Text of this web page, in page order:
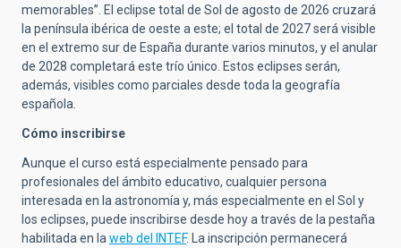
memorables”. El eclipse total de Sol de agosto de 2026 cruzará
la península ibérica de oeste a este; el total de 2027 será visible
en el extremo sur de España durante varios minutos, y el anular
de 2028 completará este trío único. Estos eclipses serán,
además, visibles como parciales desde toda la geografía
española.
Cómo inscribirse
Aunque el curso está especialmente pensado para
profesionales del ámbito educativo, cualquier persona
interesada en la astronomía y, más especialmente en el Sol y
los eclipses, puede inscribirse desde hoy a través de la pestaña
habilitada en laweb del INTEF. La inscripción permanecerá